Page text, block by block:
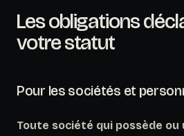
Les obligations
votre statut
Pour les sociétés et
Toute société qui possède